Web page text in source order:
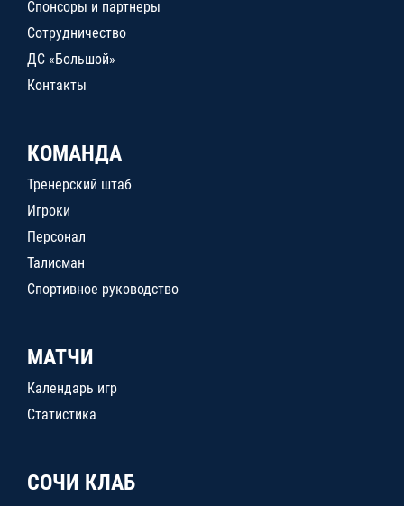
Спонсоры и партнеры
Сотрудничество
ДС «Большой»
Контакты
КОМАНДА
Тренерский штаб
Игроки
Персонал
Талисман
Спортивное руководство
МАТЧИ
Календарь игр
Статистика
СОЧИ КЛАБ